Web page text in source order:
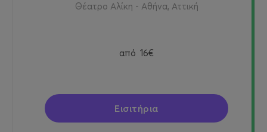
Θέατρο Αλίκη - Αθήνα, Αττική
από 16€
Εισιτήρια